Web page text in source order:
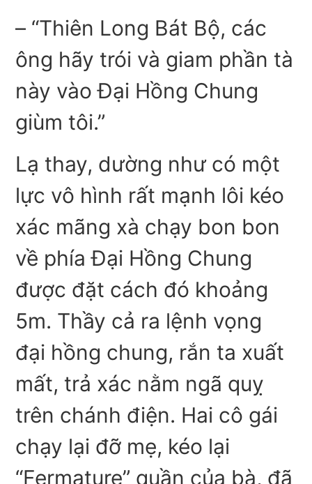
– “Thiên Long Bát Bộ, các
ông hãy trói và giam phần tà
này vào Đại Hồng Chung
giùm tôi.”
Lạ thay, dường như có một
lực vô hình rất mạnh lôi kéo
xác mãng xà chạy bon bon
về phía Đại Hồng Chung
được đặt cách đó khoảng
5m. Thầy cả ra lệnh vọng
đại hồng chung, rắn ta xuất
mất, trả xác nằm ngã quỵ
trên chánh điện. Hai cô gái
chạy lại đỡ mẹ, kéo lại
“Fermature” quần của bà, đã